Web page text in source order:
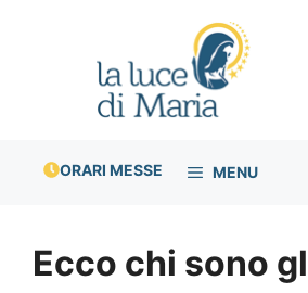
ORARI MESSE MENU
Ecco chi sono